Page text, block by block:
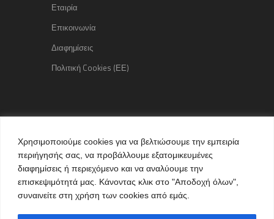
Χρησιμοποιούμε cookies για να βελτιώσουμε την εμπειρία
περιήγησής σας, να προβάλλουμε εξατομικευμένες
διαφημίσεις ή περιεχόμενο και να αναλύουμε την
επισκεψιμότητά μας. Κάνοντας κλικ στο "Αποδοχή όλων",
συναινείτε στη χρήση των cookies από εμάς.
Εταιρία
Επικοινωνία
Διαφημίσεις
Πολιτική Cookies (ΕΕ)
Copyright © 2015 kozaniLife.gr
All Rights reserved
Internet Services & Advertisement
by kozaniLife.gr